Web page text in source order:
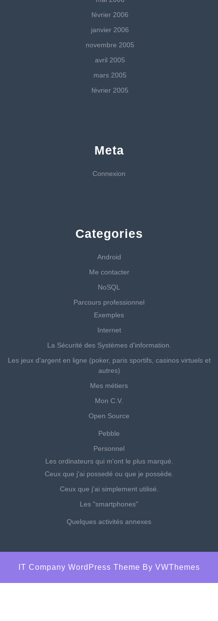
février 2006
janvier 2006
novembre 2005
avril 2005
mars 2005
février 2005
Meta
Connexion
Categories
Android
Me contacter
NoSQL
Parcours professionnel
Exemples
Internet
La Sécurité des Systèmes d'information.
Les jeux d'argent en ligne (poker, paris sportifs, casinos virtuels et
autres)
Mes métiers
Mon C.V.
Open Source
Pebble
Personnel
Les ordinateurs qui m'ont le plus marqué.
Ceux que j'ai possedé ou que je possède.
Ceux que j'ai simplement utilisé.
Les "smartphones"
Quelques activités annexes
IT Company WordPress Theme By VWThemes